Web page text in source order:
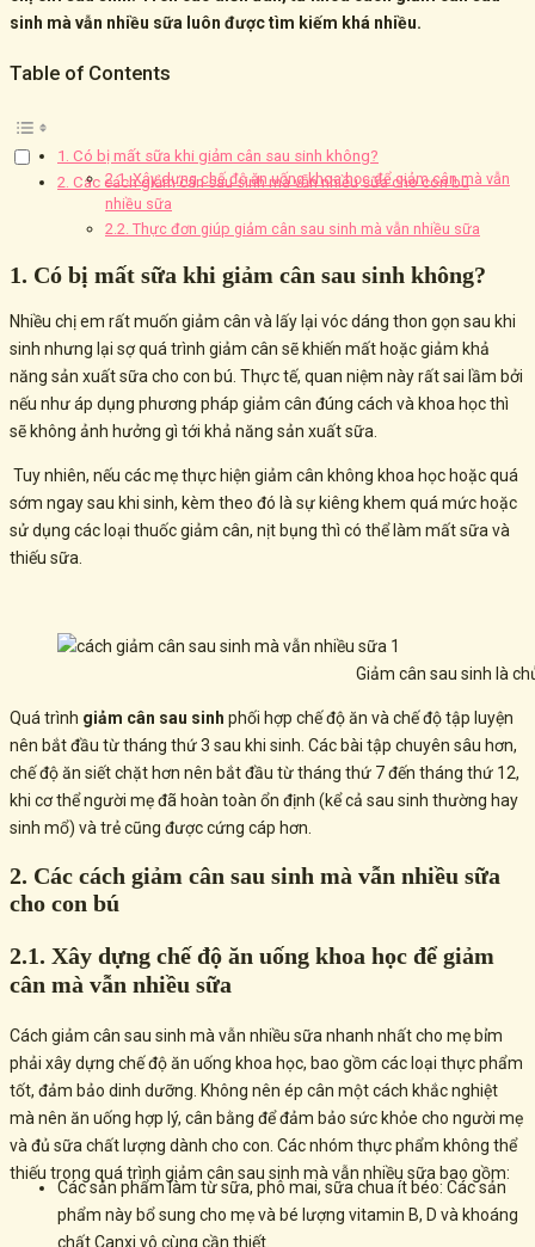
sinh mà vẫn nhiều sữa luôn được tìm kiếm khá nhiều.
Table of Contents
1. Có bị mất sữa khi giảm cân sau sinh không?
2. Các cách giảm cân sau sinh mà vẫn nhiều sữa cho con bú
2.1. Xây dựng chế độ ăn uống khoa học để giảm cân mà vẫn
nhiều sữa
2.2. Thực đơn giúp giảm cân sau sinh mà vẫn nhiều sữa
1. Có bị mất sữa khi giảm cân sau sinh không?
Nhiều chị em rất muốn giảm cân và lấy lại vóc dáng thon gọn sau khi
sinh nhưng lại sợ quá trình giảm cân sẽ khiến mất hoặc giảm khả
năng sản xuất sữa cho con bú. Thực tế, quan niệm này rất sai lầm bởi
nếu như áp dụng phương pháp giảm cân đúng cách và khoa học thì
sẽ không ảnh hưởng gì tới khả năng sản xuất sữa.
Tuy nhiên, nếu các mẹ thực hiện giảm cân không khoa học hoặc quá
sớm ngay sau khi sinh, kèm theo đó là sự kiêng khem quá mức hoặc
sử dụng các loại thuốc giảm cân, nịt bụng thì có thể làm mất sữa và
thiếu sữa.
Giảm cân sau sinh là
Quá trình giảm cân sau sinh phối hợp chế độ ăn và chế độ tập luyện
nên bắt đầu từ tháng thứ 3 sau khi sinh. Các bài tập chuyên sâu hơn,
chế độ ăn siết chặt hơn nên bắt đầu từ tháng thứ 7 đến tháng thứ 12,
khi cơ thể người mẹ đã hoàn toàn ổn định (kể cả sau sinh thường hay
sinh mổ) và trẻ cũng được cứng cáp hơn.
2. Các cách giảm cân sau sinh mà vẫn nhiều sữa
cho con bú
2.1. Xây dựng chế độ ăn uống khoa học để giảm
cân mà vẫn nhiều sữa
Cách giảm cân sau sinh mà vẫn nhiều sữa nhanh nhất cho mẹ bỉm
phải xây dựng chế độ ăn uống khoa học, bao gồm các loại thực phẩm
tốt, đảm bảo dinh dưỡng. Không nên ép cân một cách khắc nghiệt
mà nên ăn uống hợp lý, cân bằng để đảm bảo sức khỏe cho người mẹ
và đủ sữa chất lượng dành cho con. Các nhóm thực phẩm không thể
thiếu trong quá trình giảm cân sau sinh mà vẫn nhiều sữa bao gồm:
Các sản phẩm làm từ sữa, phô mai, sữa chua ít béo: Các sản
phẩm này bổ sung cho mẹ và bé lượng vitamin B, D và khoáng
chất Canxi vô cùng cần thiết.